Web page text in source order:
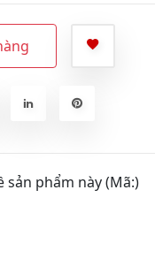
sản phẩm này (Mã:)